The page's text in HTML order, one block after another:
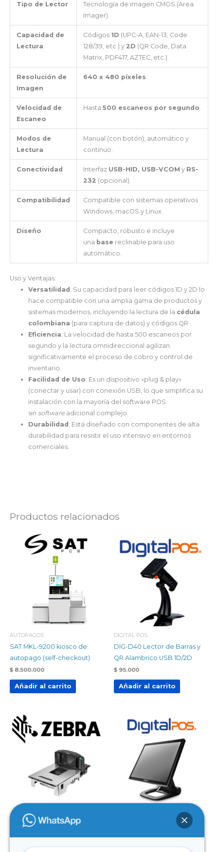
Tipo de Lector
Tecnología de imagen CMOS (Area
Imager).
Capacidad de
Lectura
Códigos 1D (UPC-A, EAN-13, Code
128/39, etc.) y 2D (QR Code, Data
Matrix, PDF417, AZTEC, etc.).
Resolución de
Imagen
640 x 480 píxeles.
Velocidad de
Escaneo
Hasta 500 escaneos por segundo.
Modos de
Lectura
Manual (con botón), automático y
continuo.
Conectividad Interfaz USB-HID, USB-VCOM y RS-
232 (opcional).
Compatibilidad
Compatible con sistemas operativos
Windows, macOS y Linux.
Diseño
Compacto, robusto e incluye
una base reclinable para uso
automático.
Uso y Ventajas:
Versatilidad : Su capacidad para leer códigos 1D y 2D lo
hace compatible con una amplia gama de productos y
sistemas modernos, incluyendo la lectura de la cédula
colombiana (para captura de datos) y códigos QR.
Eficiencia: La velocidad de hasta 500 escaneos por
segundo y la lectura omnidireccional agilizan
significativamente el proceso de cobro y control de
inventario.
Facilidad de Uso: Es un dispositivo «plug & play»
(conectar y usar) con conexión USB, lo que simplifica su
instalación con la mayoría del software POS
sin software adicional complejo.
Durabilidad : Está diseñado con componentes de alta
durabilidad para resistir el uso intensivo en entornos
comerciales.
Productos relacionados
AUTOPAGOS
SAT MKL-9200 kiosco de
autopago (self-checkout)
$ 8.500.000
Añadir al carrito
DIGITAL POS
DIG-D40 Lector de Barras y
QR Alambrico USB 1D/2D
$ 95.000
Añadir al carrito
BASCULAS
Zebra MP7000
Escáner/Balanza Imager 2D
30Lbs
DIG-150W i3 V3 7Gen RAM
8GB/256SSD/Licencia
W11PRO